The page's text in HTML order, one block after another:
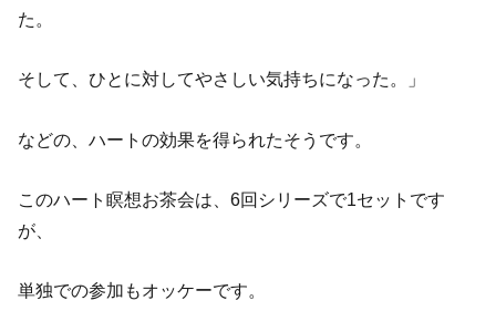
た。
そして、ひとに対してやさしい気持ちになった。」
などの、ハートの効果を得られたそうです。
このハート瞑想お茶会は、6回シリーズで1セットです
が、
単独での参加もオッケーです。